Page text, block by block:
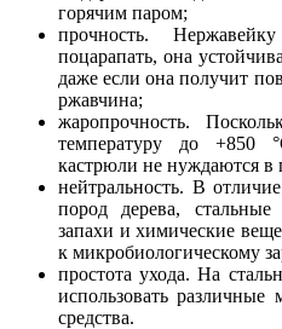
горячим паром;
прочность.
поцарапать, она
даже если она получит
ржавчина;
жаропрочность.
температуру до +850
кастрюли не нуждаются в
нейтральность. В
пород дерева,
запахи и химические
к микробиологическому
простота ухода. На
использовать
средства.